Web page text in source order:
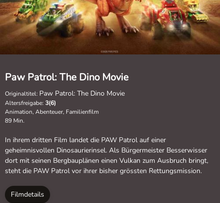
Paw Patrol: The Dino Movie
Originaltitel: Paw Patrol: The Dino Movie
Altersfreigabe: 3(6)
Animation, Abenteuer, Familienfilm
89 Min.
In ihrem dritten Film landet die PAW Patrol auf einer
geheimnisvollen Dinosaurierinsel. Als Bürgermeister Besserwisser
dort mit seinen Bergbauplänen einen Vulkan zum Ausbruch bringt,
steht die PAW Patrol vor ihrer bisher grössten Rettungsmission.
Filmdetails